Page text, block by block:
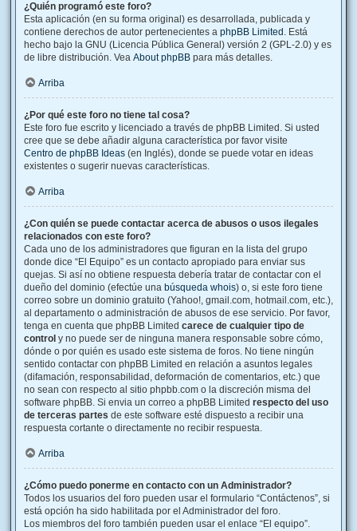
¿Quién programó este foro?
Esta aplicación (en su forma original) es desarrollada, publicada y
contiene derechos de autor pertenecientes a phpBB Limited . Está
hecho bajo la GNU (Licencia Pública General) versión 2 (GPL-2.0) y es
de libre distribución. Vea About phpBB para más detalles.
Arriba
¿Por qué este foro no tiene tal cosa?
Este foro fue escrito y licenciado a través de phpBB Limited. Si usted
cree que se debe añadir alguna característica por favor visite
Centro de phpBB Ideas (en Inglés), donde se puede votar en ideas
existentes o sugerir nuevas características.
Arriba
¿Con quién se puede contactar acerca de abusos o usos ilegales
relacionados con este foro?
Cada uno de los administradores que figuran en la lista del grupo
donde dice “El Equipo” es un contacto apropiado para enviar sus
quejas. Si así no obtiene respuesta debería tratar de contactar con el
dueño del dominio (efectúe una búsqueda whois) o, si este foro tiene
correo sobre un dominio gratuito (Yahoo!, gmail.com, hotmail.com, etc.),
al departamento o administración de abusos de ese servicio. Por favor,
tenga en cuenta que phpBB Limited carece de cualquier tipo de
control y no puede ser de ninguna manera responsable sobre cómo,
dónde o por quién es usado este sistema de foros. No tiene ningún
sentido contactar con phpBB Limited en relación a asuntos legales
(difamación, responsabilidad, deformación de comentarios, etc.) que
no sean con respecto al sitio phpbb.com o la discreción misma del
software phpBB. Si envia un correo a phpBB Limited respecto del uso
de terceras partes de este software esté dispuesto a recibir una
respuesta cortante o directamente no recibir respuesta.
Arriba
¿Cómo puedo ponerme en contacto con un Administrador?
Todos los usuarios del foro pueden usar el formulario “Contáctenos”, si
está opción ha sido habilitada por el Administrador del foro.
Los miembros del foro también pueden usar el enlace “El equipo”.